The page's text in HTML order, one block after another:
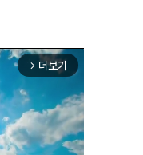
arrow_forward_ios 더보기